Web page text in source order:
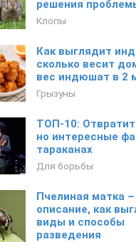
решения
Клопы
Как выглядит
сколько весит
вес индюшат в 2
Грызуны
ТОП-10:
но интересные
тараканах
Для борьбы
Пчелиная матка –
описание, как
виды и способы
разведения